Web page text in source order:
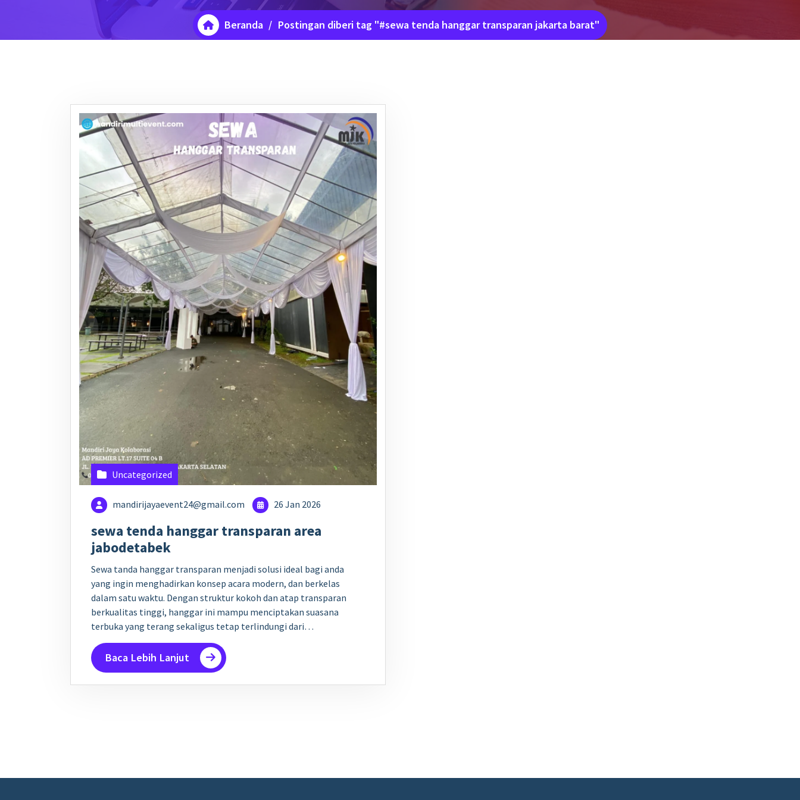
Beranda / Postingan diberi tag "#sewa tenda hanggar transparan jakarta barat"
Uncategorized
mandirijayaevent24@gmail.com 26 Jan 2026
sewa tenda hanggar transparan area
jabodetabek
Sewa tanda hanggar transparan menjadi solusi ideal bagi anda
yang ingin menghadirkan konsep acara modern, dan berkelas
dalam satu waktu. Dengan struktur kokoh dan atap transparan
berkualitas tinggi, hanggar ini mampu menciptakan suasana
terbuka yang terang sekaligus tetap terlindungi dari…
Baca Lebih Lanjut